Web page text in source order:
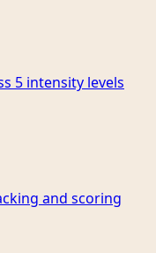
5 intensity levels
and scoring